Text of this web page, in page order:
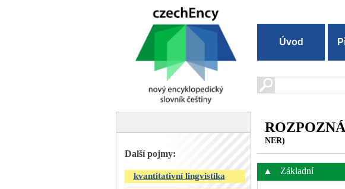
Úvod
NER)
▲ Základní
Další pojmy:
kvantitativní lingvistika